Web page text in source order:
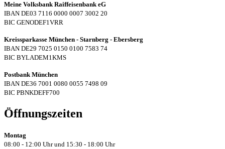
Meine Volksbank Raiffeisenbank eG
IBAN DE03 7116 0000 0007 3002 20
BIC GENODEF1VRR
Kreissparkasse München - Starnberg - Ebersberg
IBAN DE29 7025 0150 0100 7583 74
BIC BYLADEM1KMS
Postbank München
IBAN DE36 7001 0080 0055 7498 09
BIC PBNKDEFF700
Öffnungszeiten
Montag
08:00 - 12:00 Uhr und 15:30 - 18:00 Uhr